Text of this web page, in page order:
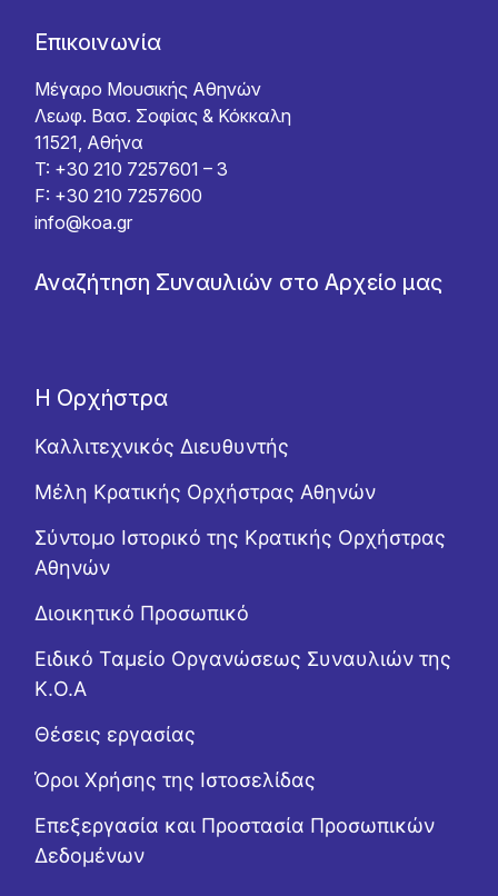
Επικοινωνία
Μέγαρο Μουσικής Αθηνών
Λεωφ. Βασ. Σοφίας & Κόκκαλη
11521, Αθήνα
T: +30 210 7257601 – 3
F: +30 210 7257600
info@koa.gr
Αναζήτηση Συναυλιών στο Αρχείο μας
Η Ορχήστρα
Καλλιτεχνικός Διευθυντής
Μέλη Κρατικής Ορχήστρας Αθηνών
Σύντομο Ιστορικό της Κρατικής Ορχήστρας
Αθηνών
Διοικητικό Προσωπικό
Ειδικό Ταμείο Οργανώσεως Συναυλιών της
Κ.Ο.Α
Θέσεις εργασίας
Όροι Χρήσης της Ιστοσελίδας
Επεξεργασία και Προστασία Προσωπικών
Δεδομένων